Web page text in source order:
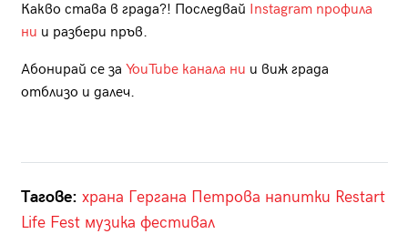
Какво става в града?! Последвай Instagram профила
ни и разбери пръв.
Абонирай се за YouTube канала ни и виж града
отблизо и далеч.
Тагове: храна Гергана Петрова напитки Restart
Life Fest музика фестивал